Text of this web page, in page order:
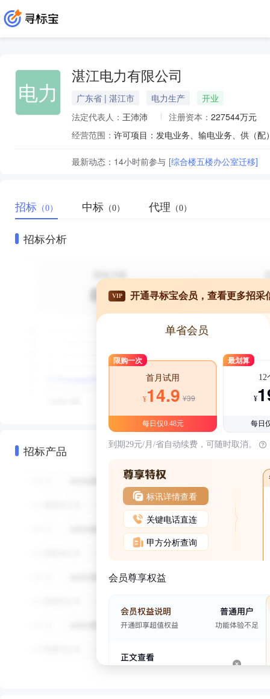
电力
湛江电力有限公司
广东省 | 湛江市 电力生产
开业
法定代表人： 王沛沛 注册资本： 227544万元
经营范围：
最新动态： 14小时前参与 [综合楼五楼办公室迁移]
招标 （0） 中标 （0） 代理 （0）
招标分析
招标产品
VIP 开通寻标宝会员，查看更多招采
单省会员
限购一次
首月试用
¥14.9 ¥39
每日仅0.48元
最划算
12
¥
每日
到期29元/月/省自动续费，可随时取消。
标讯详情查看
关键电话直连
甲方分析查询
会员尊享权益